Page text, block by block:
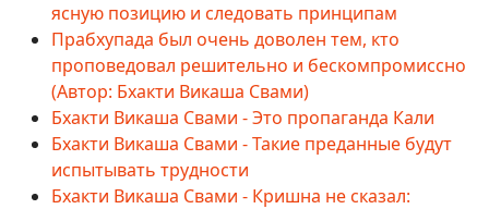
ясную позицию и следовать принципам
Прабхупада был очень доволен тем, кто
проповедовал решительно и бескомпромиссно
(Автор: Бхакти Викаша Свами)
Бхакти Викаша Свами - Это пропаганда Кали
Бхакти Викаша Свами - Такие преданные будут
испытывать трудности
Бхакти Викаша Свами - Кришна не сказал: